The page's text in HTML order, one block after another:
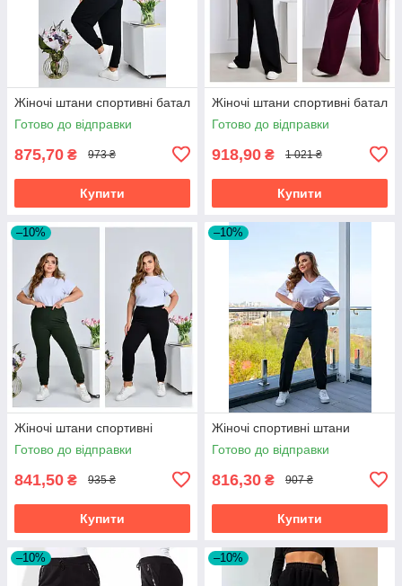
Жіночі штани спортивні батал
Готово до відправки
875,70 ₴ 973 ₴
Купити
Жіночі штани спортивні батал
Готово до відправки
918,90 ₴ 1 021 ₴
Купити
–10%
Жіночі штани спортивні
Готово до відправки
841,50 ₴ 935 ₴
Купити
–10%
Жіночі спортивні штани
Готово до відправки
816,30 ₴ 907 ₴
Купити
–10% –10%